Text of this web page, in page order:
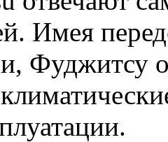
Имея
Фуджитсу